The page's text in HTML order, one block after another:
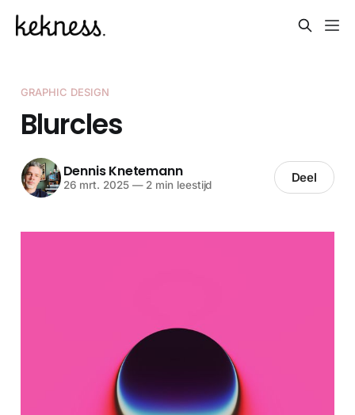
GRAPHIC DESIGN
Blurcles
Dennis Knetemann
26 mrt. 2025 —2 min leestijd Deel